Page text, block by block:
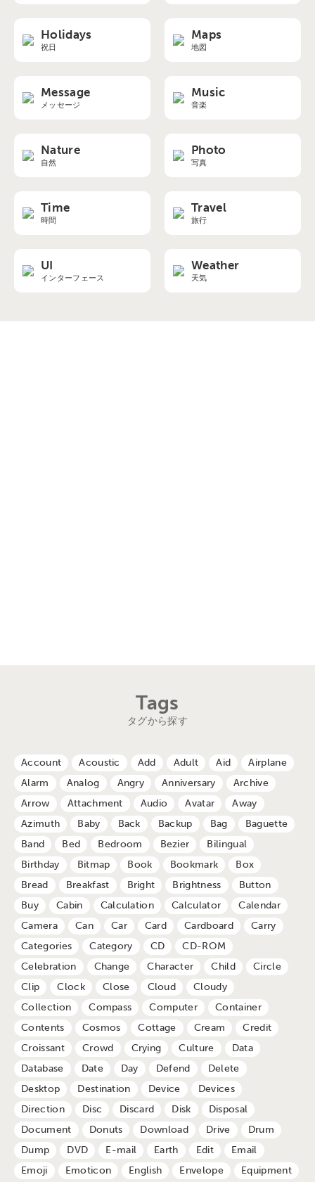
Holidays
祝日
Maps
地図
Message
メッセージ
Music
音楽
Nature
自然
Photo
写真
Time
時間
Travel
旅行
UI
インターフェース
Weather
天気
Tags
タグから探す
Account Acoustic Add Adult Aid
Airplane
Alarm
Analog Angry Anniversary
Archive
Arrow
Attachment Audio Avatar
Away
Azimuth
Baby Back Backup Bag
Baguette
Band
Bed Bedroom Bezier
Bilingual
Birthday
Bitmap Book Bookmark
Box
Bread
Breakfast Bright Brightness
Button
Buy
Cabin Calculation Calculator
Calendar
Camera
Can Car Card Cardboard
Carry
Categories
Category CD
CD-ROM
Celebration
Change Character Child
Circle
Clip
Clock Close Cloud
Cloudy
Collection
Compass Computer
Container
Contents
Cosmos Cottage Cream
Credit
Croissant
Crowd Crying Culture
Data
Database
Date Day Defend
Delete
Desktop
Destination Device
Devices
Direction
Disc Discard Disk
Disposal
Document
Donuts Download Drive
Drum
Dump
DVD E-mail Earth Edit
Email
Emoji
Emoticon English Envelope
Equipment